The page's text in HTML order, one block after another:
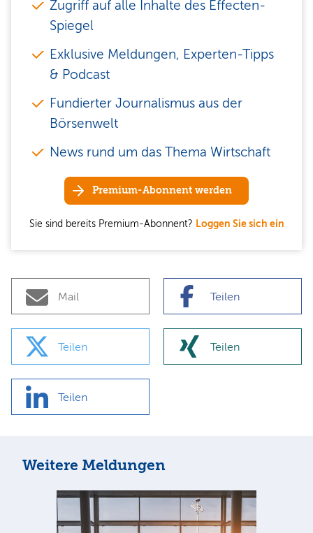
Zugriff auf alle Inhalte des Effecten-
Spiegel
Exklusive Meldungen, Experten-Tipps
& Podcast
Fundierter Journalismus aus der
Börsenwelt
News rund um das Thema Wirtschaft
Premium-Abonnent werden
Sie sind bereits Premium-Abonnent? Loggen Sie sich ein
Mail Teilen
Teilen Teilen
Teilen
Weitere Meldungen